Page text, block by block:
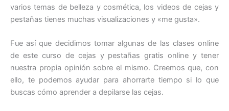
varios temas de belleza y cosmética, los videos de cejas y
pestañas tienes muchas visualizaciones y «me gusta».
Fue así que decidimos tomar algunas de las clases online
de este curso de cejas y pestañas gratis online y tener
nuestra propia opinión sobre el mismo. Creemos que, con
ello, te podemos ayudar para ahorrarte tiempo si lo que
buscas cómo aprender a depilarse las cejas.